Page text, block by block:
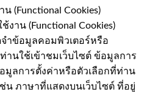
(Functional Cookies)
งาน (Functional Cookies)
ำข้อมูลคอมพิวเตอร์หรือ
นใช้เข้าชมเว็บไซต์ ข้อมูลการ
มูลการตั้งค่าหรือตัวเลือกที่ท่าน
ช่น ภาษาที่แสดงบนเว็บไซต์ ที่อยู่